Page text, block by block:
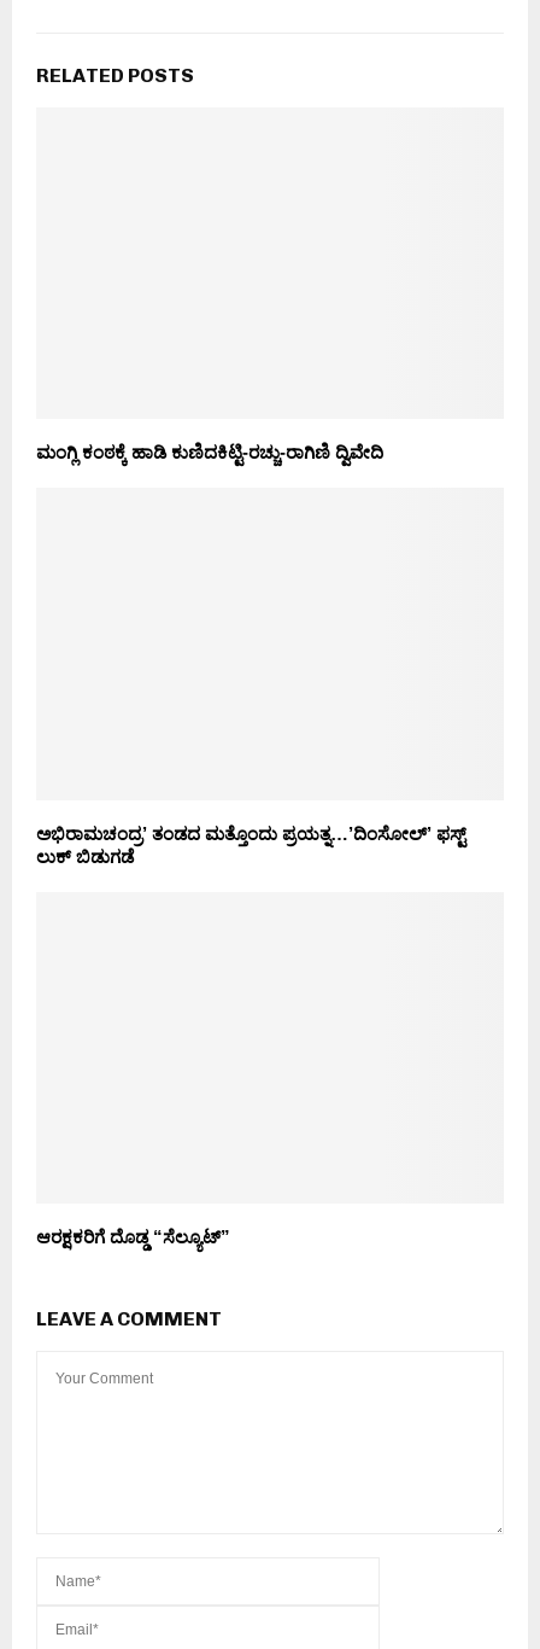
RELATED POSTS
ಮಂಗ್ಲಿ ಕಂಠಕ್ಕೆ ಹಾಡಿ ಕುಣಿದಕಿಟ್ಟಿ-ರಚ್ಚು-ರಾಗಿಣಿ ದ್ವಿವೇದಿ
ಅಭಿರಾಮಚಂದ್ರ’ ತಂಡದ ಮತ್ತೊಂದು ಪ್ರಯತ್ನ…’ದಿಂಸೋಲ್’ ಫಸ್ಟ್
ಲುಕ್ ಬಿಡುಗಡೆ
ಆರಕ್ಷಕರಿಗೆ ದೊಡ್ಡ “ಸೆಲ್ಯೂಟ್”
LEAVE A COMMENT